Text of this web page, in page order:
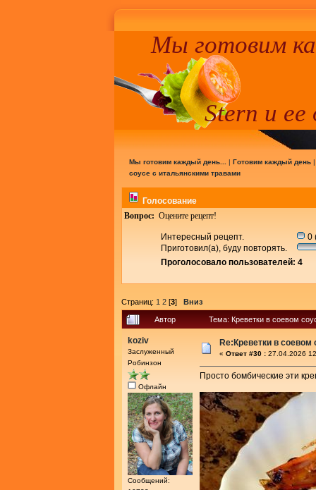
Мы готовим
Stern и ее
Мы готовим каждый день... | Готовим каждый день
соусе с итальянскими травами
Голосование
Вопрос: Оцените рецепт!
Интересный рецепт.
0
Приготовил(а), буду повторять.
Проголосовало пользователей: 4
Страниц: 1 2 [3] Вниз
Автор Тема: Креветки в соевом
koziv
Заслуженный
Робинзон
Офлайн
Сообщений:
Re:Креветки в
« Ответ #30 : 27.04.2026
Просто бомбические эти